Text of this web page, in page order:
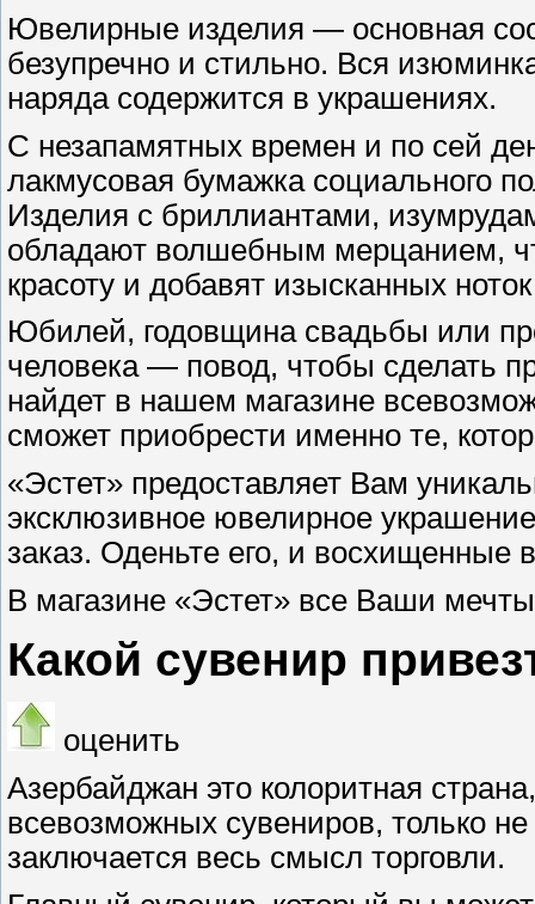
Ювелирные изделия — основная
безупречно и стильно. Вся
наряда содержится в украшениях.
С незапамятных времен и по сей
лакмусовая бумажка социального
Изделия с бриллиантами,
обладают волшебным мерцанием,
красоту и добавят изысканных
Юбилей, годовщина свадьбы или
человека — повод, чтобы сделать
найдет в нашем магазине
сможет приобрести именно те,
«Эстет» предоставляет Вам
эксклюзивное ювелирное
заказ. Оденьте его, и восхищенные
В магазине «Эстет» все Ваши
Какой сувенир
оценить
Азербайджан это колоритная
всевозможных сувениров, только не
заключается весь смысл торговли.